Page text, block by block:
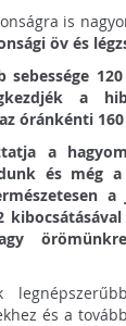
is
öv és
sebessége
a
óránkénti
a
és még
és a